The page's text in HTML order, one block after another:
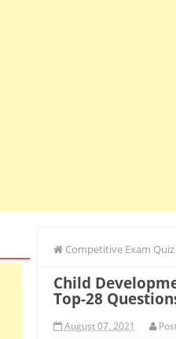
Competitive Exam Quiz
Child
Top-28
August 07, 2021